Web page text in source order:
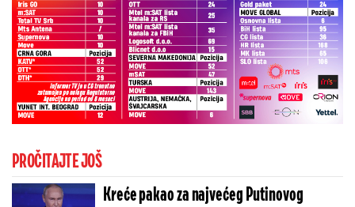
PROČITAJTE JOŠ
Kreće pakao za najvećeg Putinovog